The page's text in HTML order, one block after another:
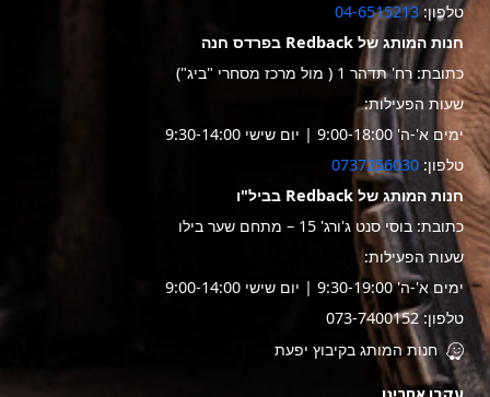
טלפון: 04-6515213
חנות המותג של Redback בפרדס חנה
כתובת: רח' תדהר 1 ( מול מרכז מסחרי "ביג")
שעות הפעילות:
ימים א'-ה' 9:00-18:00 | יום שישי 9:30-14:00
טלפון: 0737256030
חנות המותג של Redback בביל"ו
כתובת: בוסי סנט ג'ורג' 15 – מתחם שער בילו
שעות הפעילות:
ימים א'-ה' 9:30-19:00 | יום שישי 9:00-14:00
טלפון: 073-7400152
חנות המותג בקיבוץ יפעת